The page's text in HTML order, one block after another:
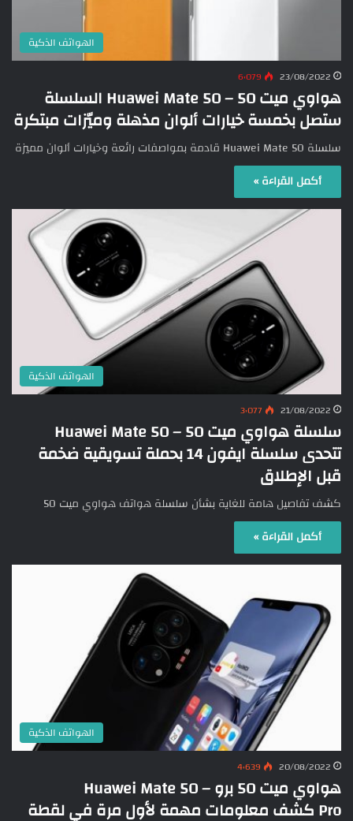
الهواتف الذكية
23/08/2022 6٬079
هواوي ميت 50 – Huawei Mate 50 السلسلة
ستصل بخمسة خيارات ألوان مذهلة وميّزات مبتكرة
سلسلة Huawei Mate 50 قادمة بمواصفات رائعة وخيارات ألوان مميزة
أكمل القراءة »
الهواتف الذكية
21/08/2022 3٬077
سلسلة هواوي ميت 50 – Huawei Mate 50
تتحدى سلسلة ايفون 14 بحملة تسويقية ضخمة
قبل الإطلاق
كشف تفاصيل هامة للغاية بشأن سلسلة هواتف هواوي ميت 50
أكمل القراءة »
الهواتف الذكية
20/08/2022 4٬639
هواوي ميت 50 برو – Huawei Mate 50
Pro كشف معلومات مهمة لأول مرة في لقطة